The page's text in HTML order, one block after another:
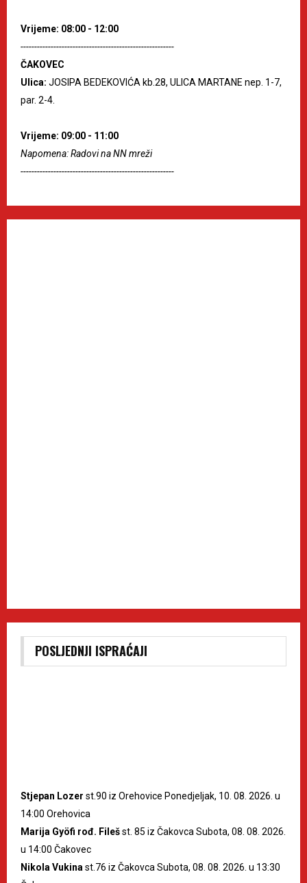
Vrijeme: 08:00 - 12:00
--------------------------------------------------------
ČAKOVEC
Ulica: JOSIPA BEDEKOVIĆA kb.28, ULICA MARTANE nep. 1-7,
par. 2-4.
Vrijeme: 09:00 - 11:00
Napomena: Radovi na NN mreži
--------------------------------------------------------
POSLJEDNJI ISPRAĆAJI
Stjepan Lozer st.90 iz Orehovice Ponedjeljak, 10. 08. 2026. u
14:00 Orehovica
Marija Gyöfi rođ. Filešst. 85 iz Čakovca Subota, 08. 08. 2026.
u 14:00 Čakovec
Nikola Vukina st.76 iz Čakovca Subota, 08. 08. 2026. u 13:30